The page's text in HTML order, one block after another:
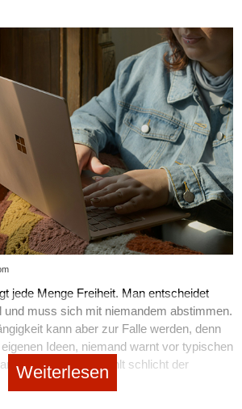
von Kleingewerbetreibenden
des Inhabers sowie ggfls. eine
Einzelunternehmen von
können Firmennamen mit Zusatz e.K.,
HGB, BGB, GewO.
ein Einzelunternehmen? Nutzen Sie
.Dort erhalten Sie kostenlos u.a.:
zur Überprüfung Ihrer Entscheidung
für Ihre Gründung
passend zu Ihrem Vorhaben
jede Menge Freiheit. Man entscheidet
und muss sich mit niemandem abstimmen.
kann aber zur Falle werden, denn
Ideen, niemand warnt vor typischen
manchen Tagen fehlt schlicht der
Sobaldman sich selbstständig
Weiterlesen